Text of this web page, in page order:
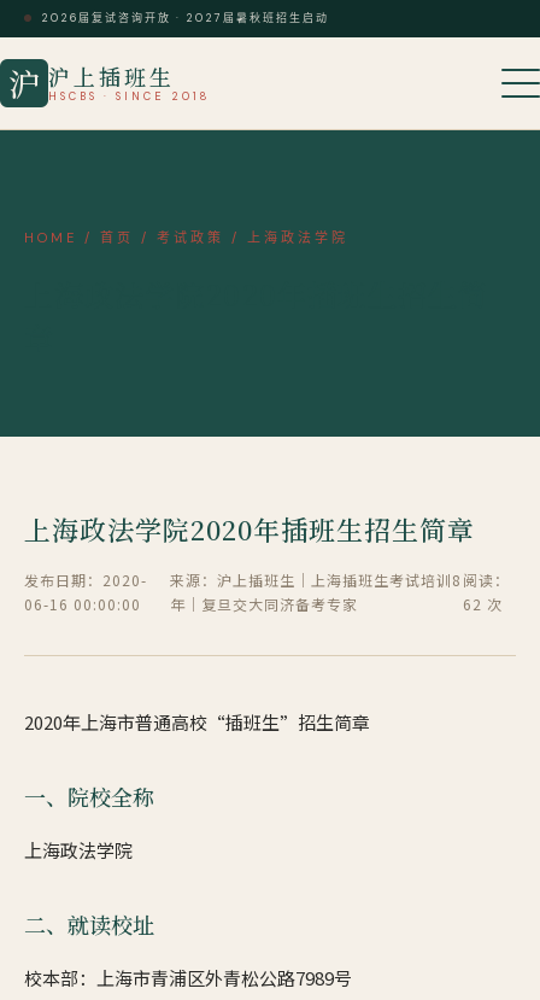
2026届复试咨询开放 · 2027届暑秋班招生启动
沪 沪上插班生
HSCBS · SINCE 2018
HOME / 首页 / 考试政策 / 上海政法学院
上海政法学院2020年插班生招生简章
发布日期：2020-
06-16 00:00:00
来源：沪上插班生｜上海插班生考试培训8
年｜复旦交大同济备考专家
阅读：
62 次
2020年上海市普通高校“插班生”招生简章
一、院校全称
上海政法学院
二、就读校址
校本部：上海市青浦区外青松公路7989号